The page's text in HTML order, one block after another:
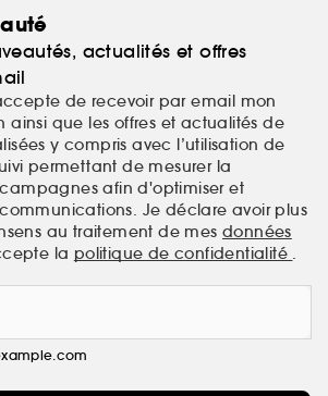
actualités et offres
de recevoir par email mon
que les offres et actualités de
y compris avec l’utilisation de
permettant de mesurer la
afin d'optimiser et
Je déclare avoir plus
au traitement de mes données
la politique de confidentialité .